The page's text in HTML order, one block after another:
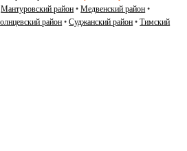
Мантуровский район •Медвенский район •
район •Суджанский район •Тимский